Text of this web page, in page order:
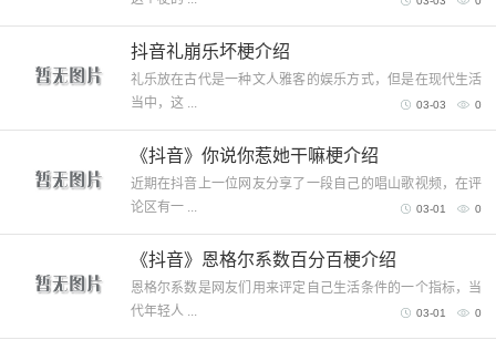
抖音礼崩乐坏梗介绍
礼乐放在古代是一种文人雅客的娱乐方式，但是在现代生活
当中，这 ...
0
03-03
《抖音》你说你惹她干嘛梗介绍
近期在抖音上一位网友分享了一段自己的唱山歌视频，在评
论区有一 ...
0
03-01
《抖音》恩格尔系数百分百梗介绍
恩格尔系数是网友们用来评定自己生活条件的一个指标，当
代年轻人 ...
0
03-01